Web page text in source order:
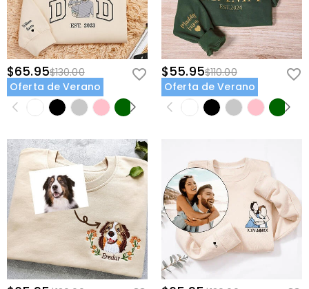
$65.95$130.00
Oferta de Verano
$55.95$110.00
Oferta de Verano